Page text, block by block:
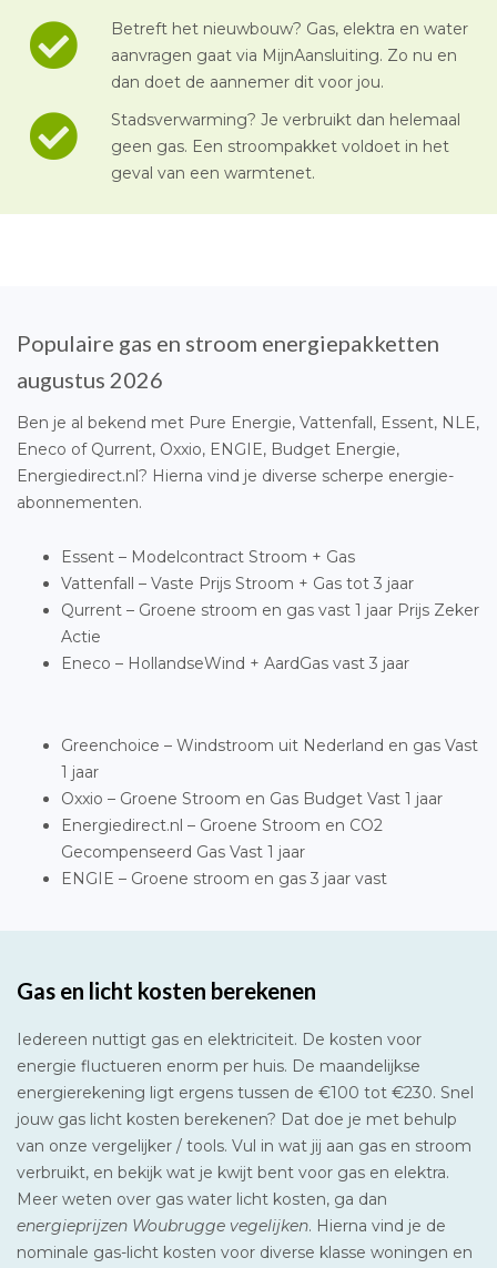
Betreft het nieuwbouw? Gas, elektra en water
aanvragen gaat via MijnAansluiting. Zo nu en
dan doet de aannemer dit voor jou.
Stadsverwarming? Je verbruikt dan helemaal
geen gas. Een stroompakket voldoet in het
geval van een warmtenet.
Populaire gas en stroom energiepakketten
augustus 2026
Ben je al bekend met Pure Energie, Vattenfall, Essent, NLE,
Eneco of Qurrent, Oxxio, ENGIE, Budget Energie,
Energiedirect.nl? Hierna vind je diverse scherpe energie-
abonnementen.
Essent – Modelcontract Stroom + Gas
Vattenfall – Vaste Prijs Stroom + Gas tot 3 jaar
Qurrent – Groene stroom en gas vast 1 jaar Prijs Zeker
Actie
Eneco – HollandseWind + AardGas vast 3 jaar
Greenchoice – Windstroom uit Nederland en gas Vast
1 jaar
Oxxio – Groene Stroom en Gas Budget Vast 1 jaar
Energiedirect.nl – Groene Stroom en CO2
Gecompenseerd Gas Vast 1 jaar
ENGIE – Groene stroom en gas 3 jaar vast
Gas en licht kosten berekenen
Iedereen nuttigt gas en elektriciteit. De kosten voor
energie fluctueren enorm per huis. De maandelijkse
energierekening ligt ergens tussen de €100 tot €230. Snel
jouw gas licht kosten berekenen? Dat doe je met behulp
van onze vergelijker / tools. Vul in wat jij aan gas en stroom
verbruikt, en bekijk wat je kwijt bent voor gas en elektra.
Meer weten over gas water licht kosten, ga dan
energieprijzen Woubrugge vegelijken. Hierna vind je de
nominale gas-licht kosten voor diverse klasse woningen en